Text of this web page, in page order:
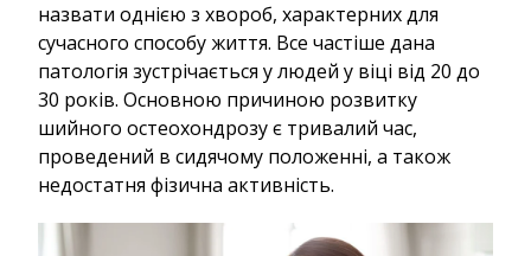
назвати однією з хвороб, характерних для
сучасного способу життя. Все частіше дана
патологія зустрічається у людей у віці від 20 до
30 років. Основною причиною розвитку
шийного остеохондрозу є тривалий час,
проведений в сидячому положенні, а також
недостатня фізична активність.